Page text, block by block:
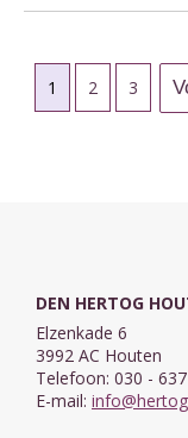
1 2 3
DEN HERTOG
Elzenkade 6
3992 AC Houten
Telefoon: 030 -
E-mail: